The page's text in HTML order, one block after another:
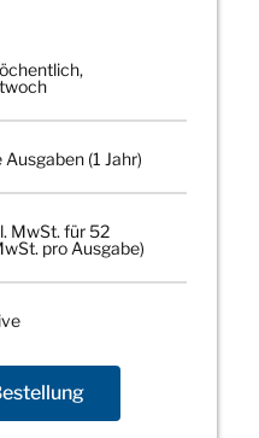
(1 Jahr)
MwSt. für 52
pro Ausgabe)